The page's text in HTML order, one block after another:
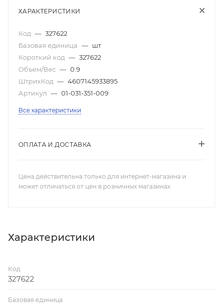
ХАРАКТЕРИСТИКИ
Код — 327622
Базовая единица — шт
Короткий код — 327622
Объем/Вес — 0.9
ШтрихКод — 4607145933895
Артикул — 01-031-351-009
Все характеристики
ОПЛАТА И ДОСТАВКА
Цена действительна только для интернет-магазина и
может отличаться от цен в розничных магазинах
Характеристики
Код
327622
Базовая единица